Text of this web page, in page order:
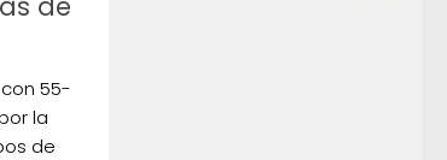
de
55-
la
de